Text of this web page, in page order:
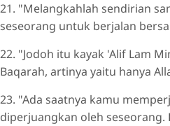
21. "Melangkahlah sendirian
seseorang untuk berjalan
22. "Jodoh itu kayak 'Alif Lam
Baqarah, artinya yaitu hanya
23. "Ada saatnya kamu
diperjuangkan oleh